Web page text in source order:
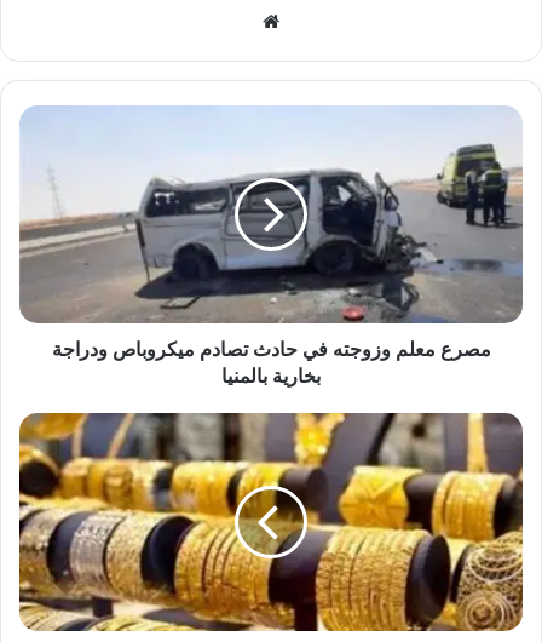
مصرع
معلم
وزوجته
في
حادث
ميكروباص
بخارية
بالمنيامصرع معلم وزوجته في حادث تصادم ميكروباص ودراجة
بخارية بالمنيا
ببداية
التعاملات..
استقرار
أسعار
الذهب
الثلاثاء
12
نوفمبر
2024